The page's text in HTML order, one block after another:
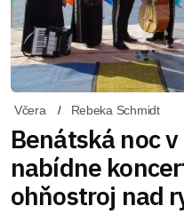
Včera Rebeka Schmidt
Benátská noc
nabídne
ohňostroj nad